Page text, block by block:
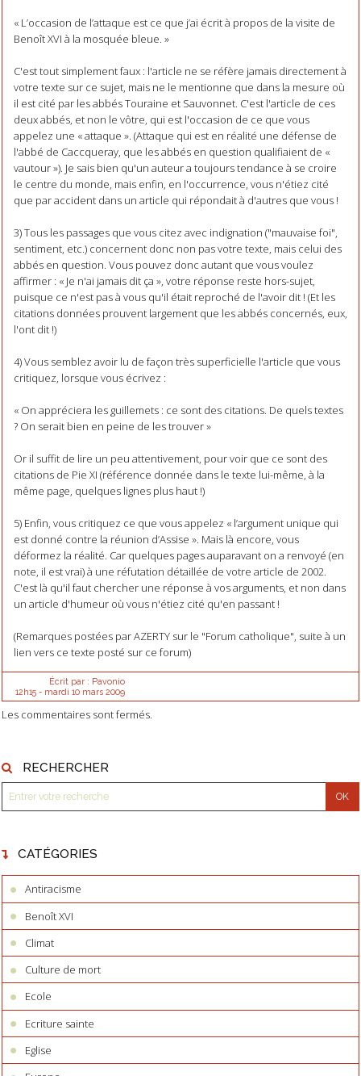
RECHERCHER
CATÉGORIES
Antiracisme
Benoît XVI
Climat
Culture de mort
Ecole
Ecriture sainte
Eglise
« L’occasion de l’attaque est ce que j’ai écrit à propos de la visite de
Benoît XVI à la mosquée bleue. »
C'est tout simplement faux : l'article ne se réfère jamais directement à
votre texte sur ce sujet, mais ne le mentionne que dans la mesure où
il est cité par les abbés Touraine et Sauvonnet. C'est l'article de ces
deux abbés, et non le vôtre, qui est l'occasion de ce que vous
appelez une « attaque ». (Attaque qui est en réalité une défense de
l'abbé de Caccqueray, que les abbés en question qualifiaient de «
vautour »). Je sais bien qu'un auteur a toujours tendance à se croire
le centre du monde, mais enfin, en l'occurrence, vous n'étiez cité
que par accident dans un article qui répondait à d'autres que vous !
3) Tous les passages que vous citez avec indignation ("mauvaise foi",
sentiment, etc.) concernent donc non pas votre texte, mais celui des
abbés en question. Vous pouvez donc autant que vous voulez
affirmer : « Je n'ai jamais dit ça », votre réponse reste hors-sujet,
puisque ce n'est pas à vous qu'il était reproché de l'avoir dit ! (Et les
citations données prouvent largement que les abbés concernés, eux,
l'ont dit !)
4) Vous semblez avoir lu de façon très superficielle l'article que vous
critiquez, lorsque vous écrivez :
« On appréciera les guillemets : ce sont des citations. De quels textes
? On serait bien en peine de les trouver »
Or il suffit de lire un peu attentivement, pour voir que ce sont des
citations de Pie XI (référence donnée dans le texte lui-même, à la
même page, quelques lignes plus haut !)
5) Enfin, vous critiquez ce que vous appelez « l’argument unique qui
est donné contre la réunion d’Assise ». Mais là encore, vous
déformez la réalité. Car quelques pages auparavant on a renvoyé (en
note, il est vrai) à une réfutation détaillée de votre article de 2002.
C'est là qu'il faut chercher une réponse à vos arguments, et non dans
un article d'humeur où vous n'étiez cité qu'en passant !
(Remarques postées par AZERTY sur le "Forum catholique", suite à un
lien vers ce texte posté sur ce forum)
Écrit par : Pavonio
12h15- mardi 10 mars 2009
Les commentaires sont fermés.